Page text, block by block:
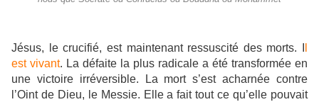
Jésus, le crucifié, est maintenant ressuscité des morts. I
est vivant. La défaite la plus radicale a été transformée en
une victoire irréversible. La mort s’est acharnée contre
l’Oint de Dieu, le Messie. Elle a fait tout ce qu’elle pouvait